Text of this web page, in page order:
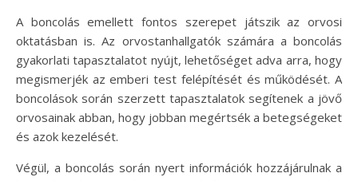
A boncolás emellett fontos szerepet játszik az orvosi
oktatásban is. Az orvostanhallgatók számára a boncolás
gyakorlati tapasztalatot nyújt, lehetőséget adva arra, hogy
megismerjék az emberi test felépítését és működését. A
boncolások során szerzett tapasztalatok segítenek a jövő
orvosainak abban, hogy jobban megértsék a betegségeket
és azok kezelését.
Végül, a boncolás során nyert információk hozzájárulnak a